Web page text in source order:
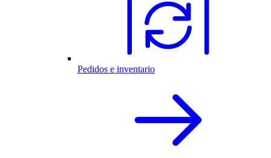
Pedidos e inventario